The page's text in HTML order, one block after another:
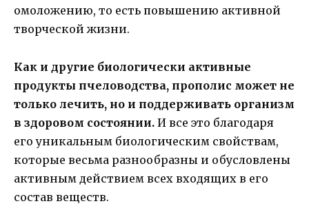
омоложению, то есть повышению активной
творческой жизни.
Как и другие биологически активные
продукты пчеловодства, прополис может не
только лечить, но и поддерживать организм
в здоровом состоянии. И все это благодаря
его уникальным биологическим свойствам,
которые весьма разнообразны и обусловлены
активным действием всех входящих в его
состав веществ.